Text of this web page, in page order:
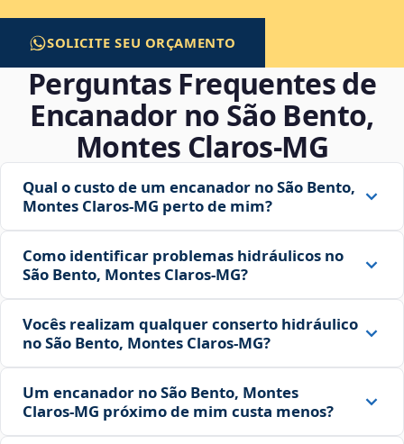
SOLICITE SEU ORÇAMENTO
Perguntas Frequentes de
Encanador no São Bento,
Montes Claros‑MG
Qual o custo de um encanador no São Bento,
Montes Claros‑MG perto de mim?
Como identificar problemas hidráulicos no
São Bento, Montes Claros‑MG?
Vocês realizam qualquer conserto hidráulico
no São Bento, Montes Claros‑MG?
Um encanador no São Bento, Montes
Claros‑MG próximo de mim custa menos?